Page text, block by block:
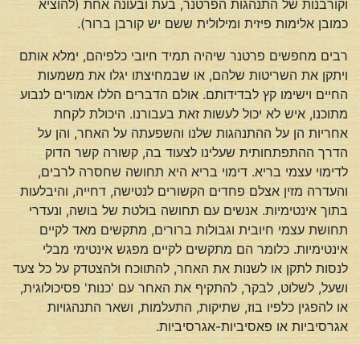
וקורבנות של התנהגות הפרטנר, בעת ובעונה אחת (להוציא
כמובן אלימות פיזית ומילולית ששם יש קורבן ברור).
רבים מחפשים פרטנר שיהיה תמיד חיובי כלפיהם, ימלא אותם
ויתקן את השריטות שלהם, או שבמחיצתו יגלו את משמעות
החיים וישימו קץ לבדידותם. אולם הדברים הללו אמורים לנבוע
מתוכנו, איש לא יכול לעשות זאת בעבורנו. היכולת לקחת
אחריות הן על ההתנהגות שלנו והשפעתה על האחר, והן על
הדרך ההתפתחותית שעלינו לצעוד בה, קשורה קשר הדוק
לדימוי עצמי בריא. דימוי בריא היא תחושה שחסרה לרבים,
והעדרה מזין אצלם פחדים הקשורים לנטישה, דחייה, והיבלעות
בתוך אינטימיות. אנשים עם תחושה בולטת של בושה, ונעדרי
תחושת עצמי חיובית וגבולות ברורים, מתקשים מאד לקיים
אינטימיות. כלומר הם מתקשים לקיים מפגש אינטימי מבלי
לנסות לתקן או לשנות את האחר, להתווכח ולהצטדק על כל צעד
ושעל, לשלוט, לבקר, להתקיף את האחר עם 'כנות' פסיכולוגית,
או להפגין כלפיו בוז, שתיקות, התעלמות, ושאר התנהגויות
אגרסיביות או פאסיביות-אגרסיביות.